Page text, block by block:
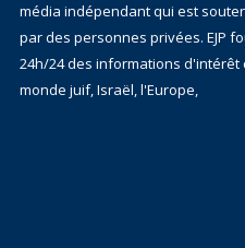
média indépendant qui est
par des personnes privées. EJP
24h/24 des informations d'intérêt
monde juif, Israël, l'Europe,